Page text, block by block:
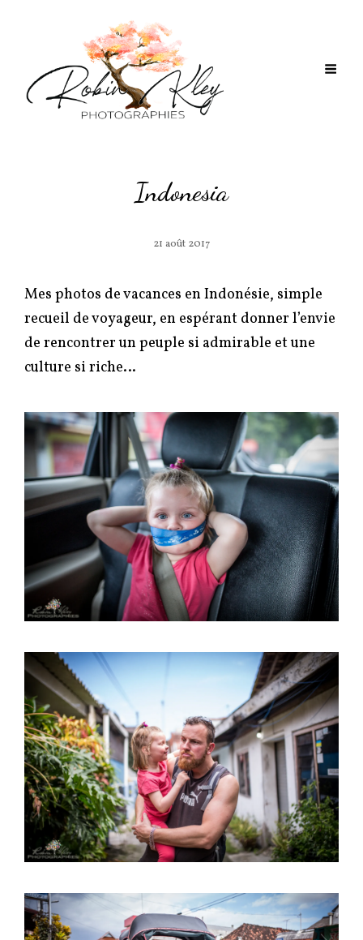
Indonesia
21 août 2017
Mes photos de vacances en Indonésie, simple
recueil de voyageur, en espérant donner l’envie
de rencontrer un peuple si admirable et une
culture si riche…